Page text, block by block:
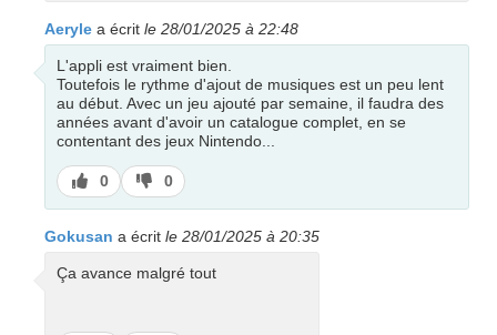
Aeryle a écrit le 28/01/2025 à 22:48
L'appli est vraiment bien.
Toutefois le rythme d'ajout de musiques est un peu lent
au début. Avec un jeu ajouté par semaine, il faudra des
années avant d'avoir un catalogue complet, en se
contentant des jeux Nintendo...
J’aime
0
J’aime
pas
0
Gokusan a écrit le 28/01/2025 à 20:35
Ça avance malgré tout